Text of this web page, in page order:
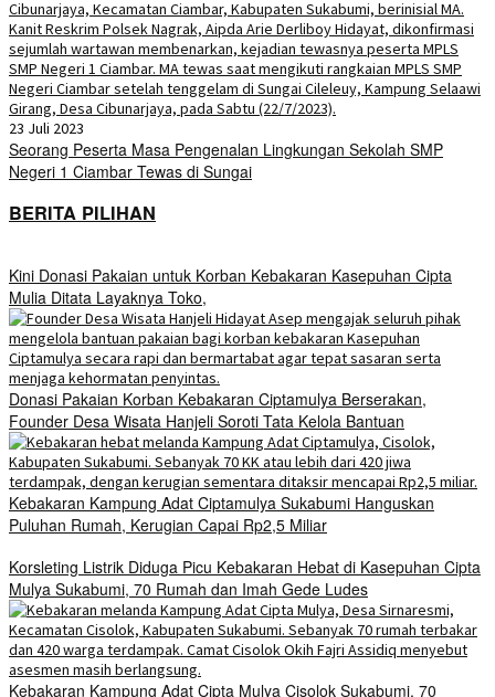
23 Juli 2023
Seorang Peserta Masa Pengenalan Lingkungan Sekolah SMP
Negeri 1 Ciambar Tewas di Sungai
BERITA PILIHAN
Kini Donasi Pakaian untuk Korban Kebakaran Kasepuhan Cipta
Mulia Ditata Layaknya Toko,
Donasi Pakaian Korban Kebakaran Ciptamulya Berserakan,
Founder Desa Wisata Hanjeli Soroti Tata Kelola Bantuan
Kebakaran Kampung Adat Ciptamulya Sukabumi Hanguskan
Puluhan Rumah, Kerugian Capai Rp2,5 Miliar
Korsleting Listrik Diduga Picu Kebakaran Hebat di Kasepuhan Cipta
Mulya Sukabumi, 70 Rumah dan Imah Gede Ludes
Kebakaran Kampung Adat Cipta Mulya Cisolok Sukabumi, 70